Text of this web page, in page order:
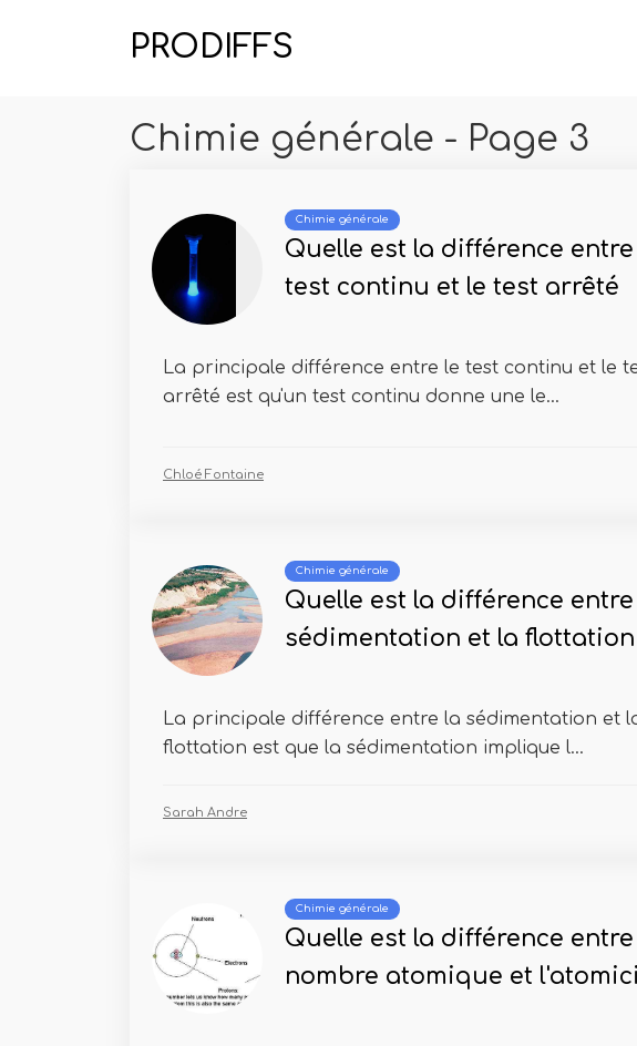
PRODIFFS
Chimie générale - Page 3
Chimie générale
Quelle est la différence entre
test continu et le test arrêté
La principale différence entre le test continu et le
arrêté est qu'un test continu donne une le...
Chloé Fontaine
Chimie générale
Quelle est la différence entre
sédimentation et la flottation
La principale différence entre la sédimentation et
flottation est que la sédimentation implique l...
Sarah Andre
Chimie générale
Quelle est la différence entre
nombre atomique et